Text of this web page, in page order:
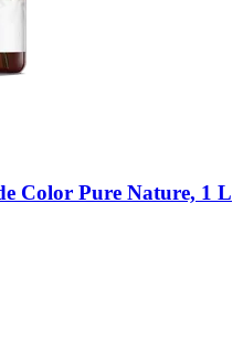
Color Pure Nature, 1 L